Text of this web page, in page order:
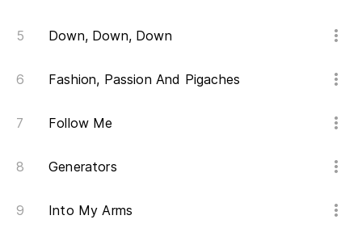
Down, Down, Down
Fashion, Passion And Pigaches
Follow Me
Generators
Into My Arms